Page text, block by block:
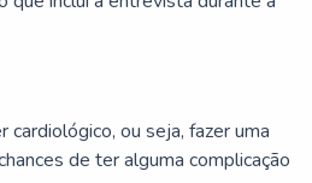
ou seja, fazer uma
de ter alguma complicação